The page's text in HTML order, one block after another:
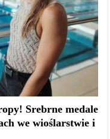
Srebrne medale
we wioślarstwie i